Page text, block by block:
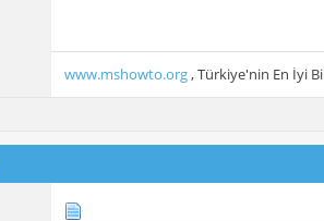
www.mshowto.org, Türkiye'nin En İyi